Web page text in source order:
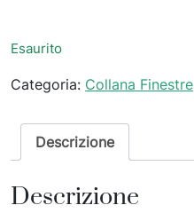
Esaurito
Categoria: Collana Finestre
Descrizione
Descrizione